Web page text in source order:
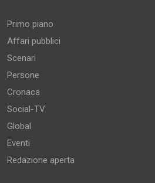
Primo piano
Affari pubblici
Scenari
Persone
Cronaca
Social-TV
Global
Eventi
Redazione aperta